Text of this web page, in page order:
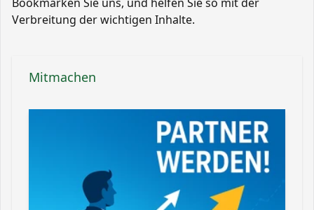
Verbreitung der wichtigen Inhalte.
Mitmachen